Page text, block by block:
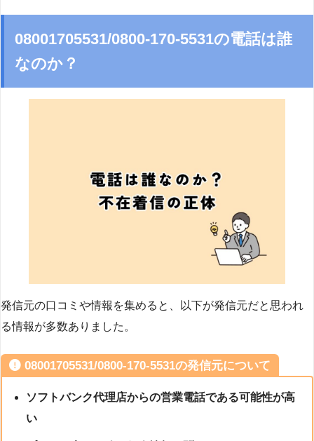
08001705531/0800-170-5531の電話は誰
なのか？
発信元の口コミや情報を集めると、以下が発信元だと思われ
る情報が多数ありました。
08001705531/0800-170-5531の発信元について
ソフトバンク代理店からの営業電話である可能性が高
い